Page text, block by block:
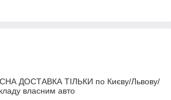
ДОСТАВКА ТІЛЬКИ по Києву/Львову/
власним авто